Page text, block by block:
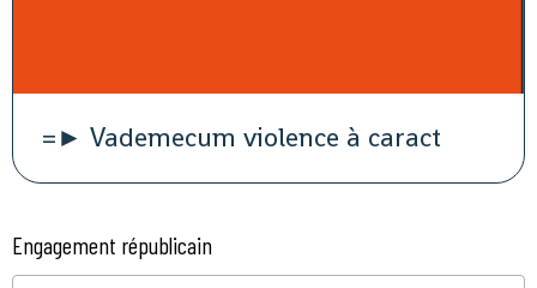
=► Vademecum violence à caract
Engagement républicain